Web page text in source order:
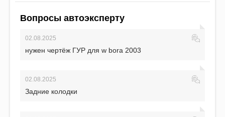
Вопросы автоэксперту
02.08.2025
нужен чертёж ГУР для w bora 2003
02.08.2025
Задние колодки